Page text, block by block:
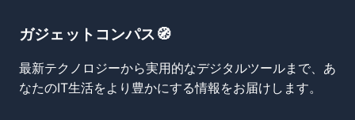
ガジェットコンパス🧭
最新テクノロジーから実用的なデジタルツールまで、あ
なたのIT生活をより豊かにする情報をお届けします。